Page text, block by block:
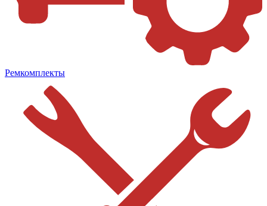
Ремкомплекты